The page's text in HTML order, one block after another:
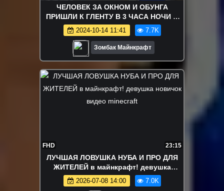
ЧЕЛОВЕК ЗА ОКНОМ И ОБУНГА
ПРИШЛИ К ГЛЕНТУ В 3 ЧАСА НОЧИ В
МАЙНКРАФТ
2024-10-14 11:41 7.7K
Зомбак Майнкрафт
FHD 23:15
ЛУЧШАЯ ЛОВУШКА НУБА И ПРО ДЛЯ
ЖИТЕЛЕЙ в майнкрафт! девушка
новичок видео minecraft
2026-07-08 14:00 7.0K